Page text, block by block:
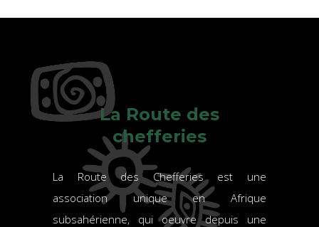
La Route des
chefferies
La Route des Chefferies est une
association unique en Afrique
subsahérienne, qui oeuvre depuis une